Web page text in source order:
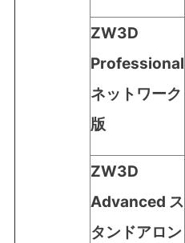
ZW3D
Professional
ネットワーク
版
ZW3D
Advanced ス
タンドアロン